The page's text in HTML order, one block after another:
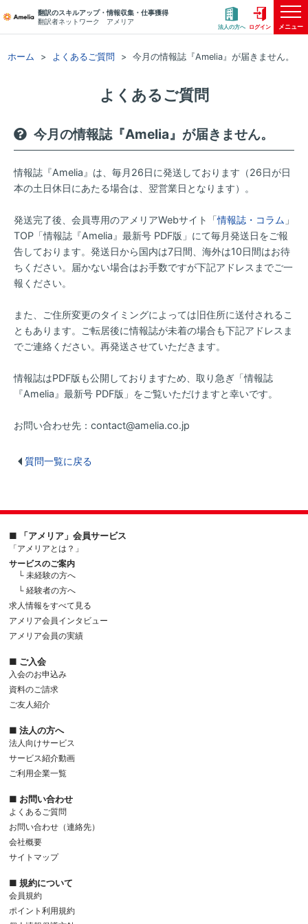
翻訳のスキルアップ・情報収集・仕事獲得
翻訳者ネットワーク アメリア
法人の方へ ログイン メニュー
ホーム よくあるご質問 今月の情報誌『Amelia』が届きません。
よくあるご質問
今月の情報誌『Amelia』が届きません。
情報誌『Amelia』は、毎月26日に発送しております（26日が日
本の土日休日にあたる場合は、翌営業日となります）。
発送完了後、会員専用のアメリアWebサイト「情報誌・コラム 」
TOP「情報誌『Amelia』最新号 PDF版」にて毎月発送日をご報
告しております。発送日から国内は7日間、海外は10日間はお待
ちください。届かない場合はお手数ですが下記アドレスまでご一
報ください。
また、ご住所変更のタイミングによっては旧住所に送付されるこ
ともあります。ご転居後に情報誌が未着の場合も下記アドレスま
でご連絡ください。再発送させていただきます。
情報誌はPDF版も公開しておりますため、取り急ぎ「情報誌
『Amelia』最新号 PDF版」をご覧いただけますと幸いです。
お問い合わせ先：contact@amelia.co.jp
質問一覧に戻る
■ 「アメリア」会員サービス
「アメリアとは？」
サービスのご案内
└ 未経験の方へ
└ 経験者の方へ
求人情報をすべて見る
アメリア会員インタビュー
アメリア会員の実績
■ ご入会
入会のお申込み
資料のご請求
ご友人紹介
■ 法人の方へ
法人向けサービス
サービス紹介動画
ご利用企業一覧
■ お問い合わせ
よくあるご質問
お問い合わせ（連絡先）
会社概要
サイトマップ
■ 規約について
会員規約
ポイント利用規約